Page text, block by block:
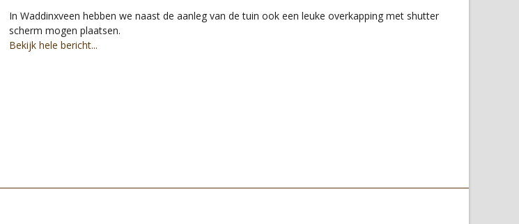
In Waddinxveen hebben we naast de aanleg van de tuin ook een leuke overkapping met shutter
scherm mogen plaatsen.
Bekijk hele bericht...